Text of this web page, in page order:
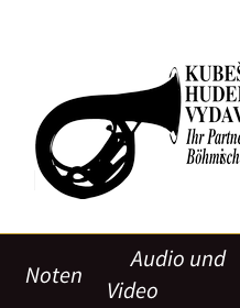
Noten
Audio und
Video